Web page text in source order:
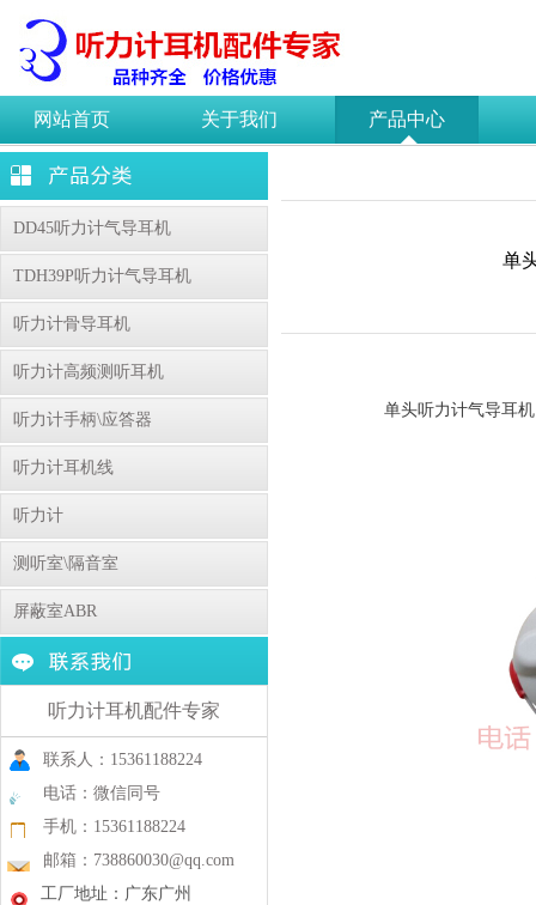
网站首页 关于我们 产品中心
DD45听力计气导耳机
TDH39P听力计气导耳机
听力计骨导耳机
听力计高频测听耳机
听力计手柄\应答器
听力计耳机线
听力计
测听室\隔音室
屏蔽室ABR
听力计耳机配件专家
联系人：15361188224
电话：微信同号
手机：15361188224
邮箱：738860030@qq.com
工厂地址：广东广州
单
单头听力计气导耳